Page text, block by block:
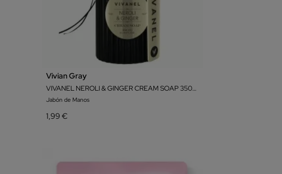
Vivian Gray
VIVANEL NEROLI & GINGER CREAM SOAP 350ML
Jabón de Manos
1,99 €